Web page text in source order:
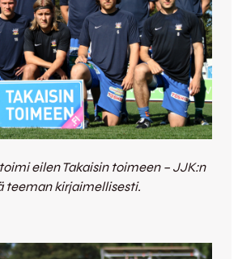
eilen Takaisin toimeen – JJK:n
teeman kirjaimellisesti.